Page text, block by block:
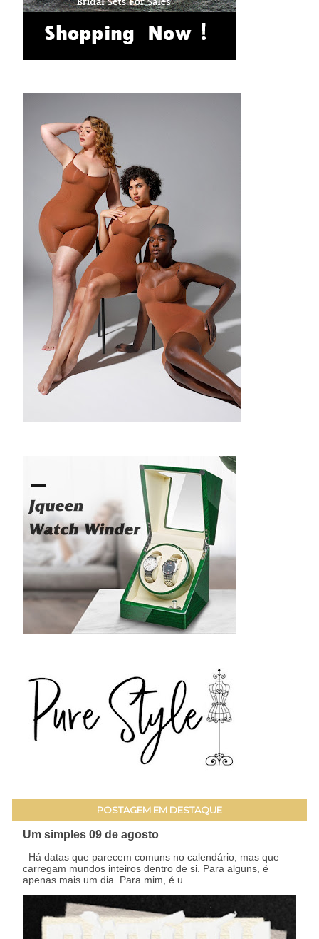
POSTAGEM EM DESTAQUE
Um simples 09 de agosto
Há datas que parecem comuns no calendário, mas que
carregam mundos inteiros dentro de si. Para alguns, é
apenas mais um dia. Para mim, é u...